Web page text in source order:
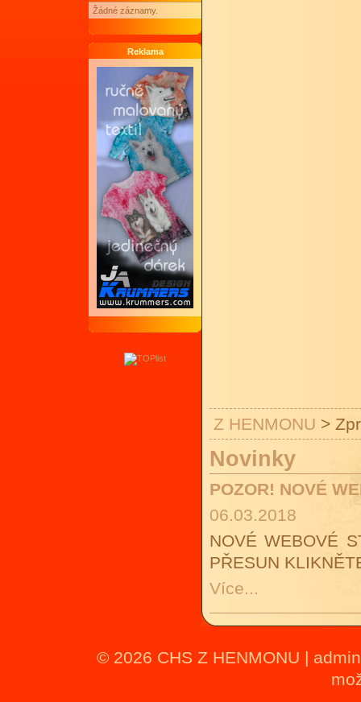
Žádné záznamy.
Reklama
Z HENMONU >
Novinky
POZOR! NOVÉ
06.03.2018
NOVÉ WEBOVÉ
PŘESUN
Více...
© 2026 CHS Z HENMONU | admin